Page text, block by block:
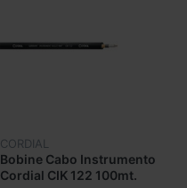
CORDIAL
Bobine Cabo Instrumento
Cordial CIK 122 100mt.